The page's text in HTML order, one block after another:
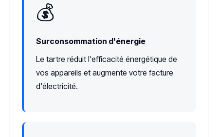
💰
Surconsommation d'énergie
Le tartre réduit l'efficacité énergétique de
vos appareils et augmente votre facture
d'électricité.